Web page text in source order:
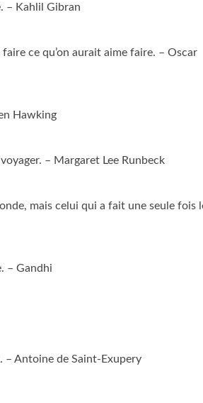
– Kahlil Gibran
ce qu’on aurait aime faire. – Oscar
Hawking
– Margaret Lee Runbeck
mais celui qui a fait une seule fois
– Gandhi
– Antoine de Saint-Exupery